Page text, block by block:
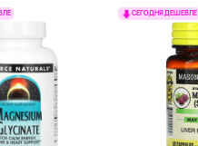
СЕГОДНЯ ДЕШЕВЛЕ